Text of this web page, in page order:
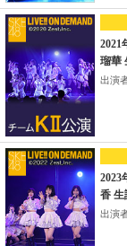
2021
瑠華
出演
2023
香 生
出演